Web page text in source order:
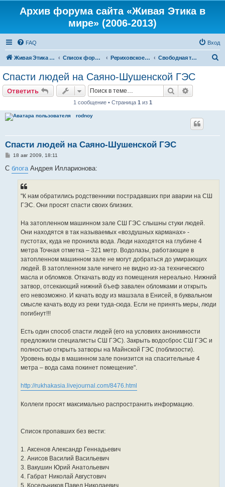
Архив форума сайта «Живая Этика в
мире» (2006-2013)
FAQ Вход
Живая Этика в мире Список форумов Рериховское Движение Свободная тематика
Спасти людей на Саяно-Шушенской ГЭС
Ответить Поиск
1 сообщение • Страница 1 из 1
rodnoy
Спасти людей на Саяно-Шушенской ГЭС
С
о
б
18 авг 2009, 18:11
С блогаАндрея Илларионова:
"К нам обратились родственники пострадавших при аварии на СШ
ГЭС. Они просят спасти своих близких.
На затопленном машинном зале СШ ГЭС слышны стуки людей.
Они находятся в так называемых «воздушных карманах» -
пустотах, куда не проникла вода. Люди находятся на глубине 4
метра Точная отметка – 321 метр. Водолазы, работающие в
затопленном машинном зале не могут добраться до умирающих
людей. В затопленном зале ничего не видно из-за технического
масла и обломков. Откачать воду из помещения нереально. Нижний
затвор, отсекающий нижний бъеф завален обломками и открыть
его невозможно. И качать воду из машзала в Енисей, в буквальном
смысле качать воду из реки туда-сюда. Если не принять меры, люди
погибнут!!!
Есть один способ спасти людей (его на условиях анонимности
предложили специалисты СШ ГЭС). Закрыть водосброс СШ ГЭС и
полностью открыть затворы на Майнской ГЭС (поблизости).
Уровень воды в машинном зале понизится на спасительные 4
метра – вода сама покинет помещение".
http://rukhakasia.livejournal.com/8476.html
Коллеги просят максимально распространить информацию.
Список пропавших без вести:
1. Аксенов Александр Геннадьевич
2. Анисов Василий Васильевич
3. Вакушин Юрий Анатольевич
4. Габрат Николай Августович